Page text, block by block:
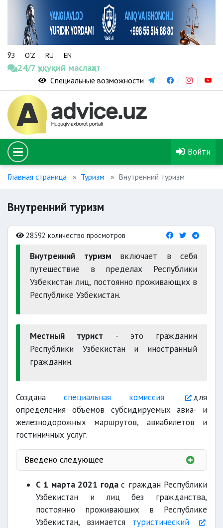
ЎЗ O‘Z RU EN
24/7 ҳуқуқий маслаҳат
Специальные возможности
Войти
Главная страница Туризм Внутренний туризм
Внутренний туризм
28592 количество просмотров
Внутренний туризм включает в себя
путешествие в пределах Республики
Узбекистан лиц, постоянно проживающих в
Республике Узбекистан.
Местный турист - это гражданин
Республики Узбекистан и иностранный
гражданин.
Создана специальная комиссия
для
определения объемов субсидируемых авиа- и
железнодорожных маршрутов, авиабилетов и
гостиничных услуг.
Введено следующее
15%
10%
С 1 марта 2021 годас граждан Республики
Узбекистан и лиц без гражданства,
постоянно проживающих в Республике
Узбекистан, взимается туристический